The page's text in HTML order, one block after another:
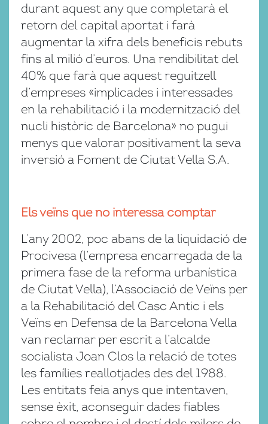
durant aquest any que completarà el
retorn del capital aportat i farà
augmentar la xifra dels beneficis rebuts
fins al milió d’euros. Una rendibilitat del
40% que farà que aquest reguitzell
d’empreses «implicades i interessades
en la rehabilitació i la modernització del
nucli històric de Barcelona» no pugui
menys que valorar positivament la seva
inversió a Foment de Ciutat Vella S.A.
Els veïns que no interessa comptar
L’any 2002, poc abans de la liquidació de
Procivesa (l’empresa encarregada de la
primera fase de la reforma urbanística
de Ciutat Vella), l’Associació de Veïns per
a la Rehabilitació del Casc Antic i els
Veïns en Defensa de la Barcelona Vella
van reclamar per escrit a l’alcalde
socialista Joan Clos la relació de totes
les famílies reallotjades des del 1988.
Les entitats feia anys que intentaven,
sense èxit, aconseguir dades fiables